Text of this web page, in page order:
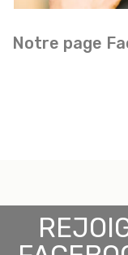
Notre page